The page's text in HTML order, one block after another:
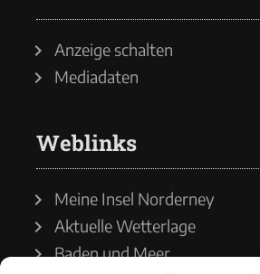
Anzeige schalten
Mediadaten
Weblinks
Meine Insel Norderney
Aktuelle Wetterlage
Baden und Meer